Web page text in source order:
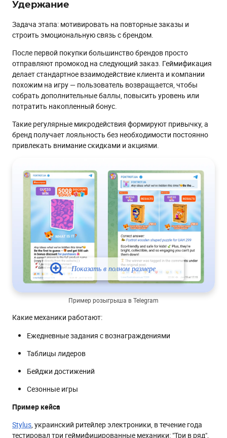
Удержание
Задача этапа: мотивировать на повторные заказы и
строить эмоциональную связь с брендом.
После первой покупки большинство брендов просто
отправляют промокод на следующий заказ. Геймификация
делает стандартное взаимодействие клиента и компании
похожим на игру — пользователь возвращается, чтобы
собрать дополнительные баллы, повысить уровень или
потратить накопленный бонус.
Такие регулярные микродействия формируют привычку, а
бренд получает лояльность без необходимости постоянно
привлекать внимание скидками и акциями.
Пример розыгрыша в Telegram
Какие механики работают:
Ежедневные задания с вознаграждениями
Таблицы лидеров
Бейджи достижений
Сезонные игры
Пример кейса
Stylus, украинский ритейлер электроники, в течение года
тестировал три геймифицированные механики: "Три в ряд",